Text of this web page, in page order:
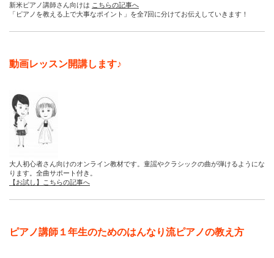
新米ピアノ講師さん向けは こちらの記事へ
「ピアノを教える上で大事なポイント」を全7回に分けてお伝えしていきます！
動画レッスン開講します♪
大人初心者さん向けのオンライン教材です。童謡やクラシックの曲が弾けるようにな
ります。全曲サポート付き。
【お試し】こちらの記事へ
ピアノ講師１年生のためのはんなり流ピアノの教え方